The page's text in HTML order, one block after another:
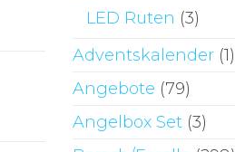
LED Ruten (3)
Adventskalender (1)
Angebote (79)
Angelbox Set (3)